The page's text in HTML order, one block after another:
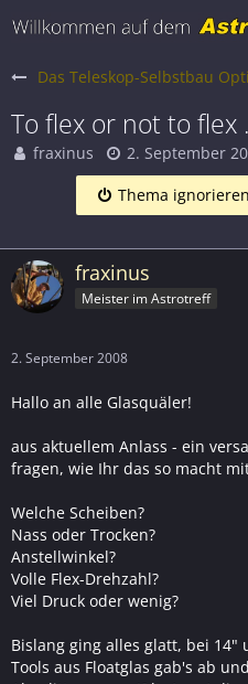
Das Teleskop-Selbstbau
To flex or not to flex
fraxinus 2. September
Thema ignorieren
fraxinus
Meister im Astrotreff
2. September 2008
Hallo an alle Glasquäler!
aus aktuellem Anlass - ein
fragen, wie Ihr das so macht
Welche Scheiben?
Nass oder Trocken?
Anstellwinkel?
Volle Flex-Drehzahl?
Viel Druck oder wenig?
Bislang ging alles glatt, bei 14"
Tools aus Floatglas gab's ab